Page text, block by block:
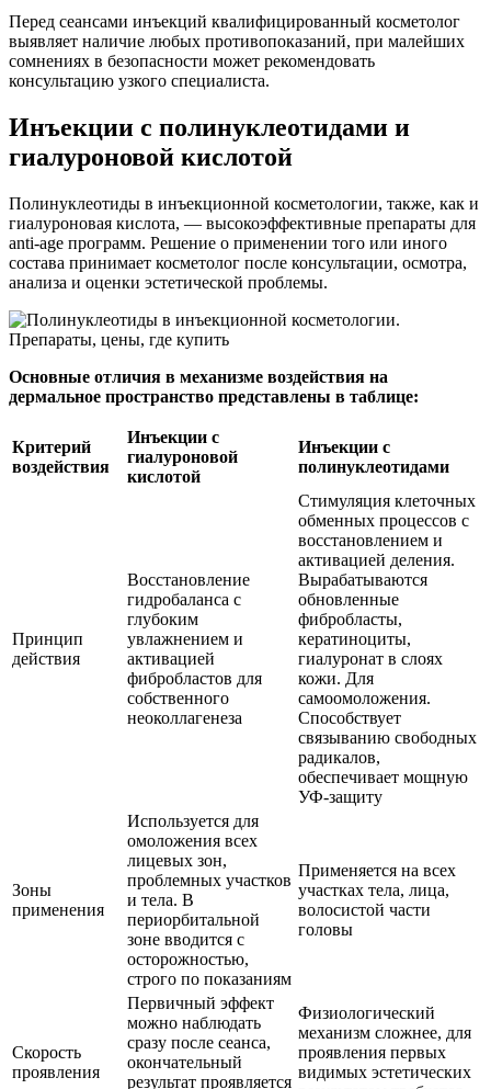
Перед сеансами инъекций квалифицированный косметолог
выявляет наличие любых противопоказаний, при малейших
сомнениях в безопасности может рекомендовать
консультацию узкого специалиста.
Инъекции с полинуклеотидами и
гиалуроновой кислотой
Полинуклеотиды в инъекционной косметологии, также, как и
гиалуроновая кислота, — высокоэффективные препараты для
anti-age программ. Решение о применении того или иного
состава принимает косметолог после консультации, осмотра,
анализа и оценки эстетической проблемы.
Основные отличия в механизме воздействия на
дермальное пространство представлены в таблице:
Критерий
воздействия
Инъекции с
гиалуроновой
кислотой
Инъекции с
полинуклеотидами
Принцип
действия
Восстановление
гидробаланса с
глубоким
увлажнением и
активацией
фибробластов для
собственного
неоколлагенеза
Стимуляция клеточных
обменных процессов с
восстановлением и
активацией деления.
Вырабатываются
обновленные
фибробласты,
кератиноциты,
гиалуронат в слоях
кожи. Для
самоомоложения.
Способствует
связыванию свободных
радикалов,
обеспечивает мощную
УФ-защиту
Зоны
применения
Используется для
омоложения всех
лицевых зон,
проблемных участков
и тела. В
периорбитальной
зоне вводится с
осторожностью,
строго по показаниям
Применяется на всех
участках тела, лица,
волосистой части
головы
Скорость
проявления
Первичный эффект
можно наблюдать
сразу после сеанса,
окончательный
результат проявляется
Физиологический
механизм сложнее, для
проявления первых
видимых эстетических